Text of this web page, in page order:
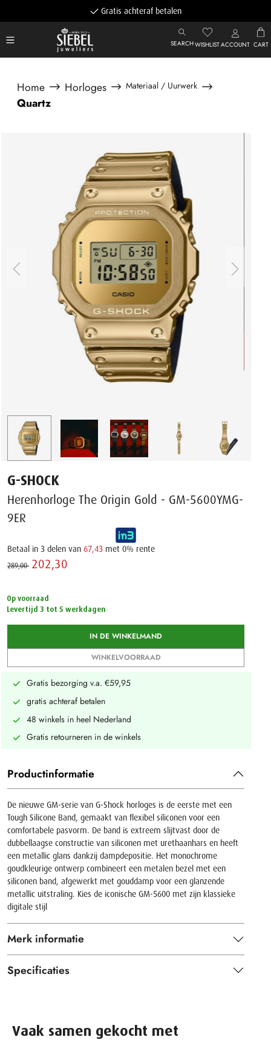
Gratis achteraf betalen
SEARCHWISHLISTACCOUNT CART
Home Horloges Materiaal / Uurwerk
Quartz
G-SHOCK
Herenhorloge The Origin Gold - GM-5600YMG-
9ER
Betaal in 3 delen van 67,43 met 0% rente
289,00 ‌ 202,30 ‌
Op voorraad
Levertijd 3 tot 5 werkdagen
IN DE WINKELMAND
WINKELVOORRAAD
Gratis bezorging v.a. €59,95
gratis achteraf betalen
48 winkels in heel Nederland
Gratis retourneren in de winkels
Productinformatie
De nieuwe GM-serie van G-Shock horloges is de eerste met een
Tough Silicone Band, gemaakt van flexibel siliconen voor een
comfortabele pasvorm. De band is extreem slijtvast door de
dubbellaagse constructie van siliconen met urethaanhars en heeft
een metallic glans dankzij dampdepositie. Het monochrome
goudkleurige ontwerp combineert een metalen bezel met een
siliconen band, afgewerkt met gouddamp voor een glanzende
metallic uitstraling. Kies de iconische GM-5600 met zijn klassieke
digitale stijl
Merk informatie
Specificaties
Vaak samen gekocht met